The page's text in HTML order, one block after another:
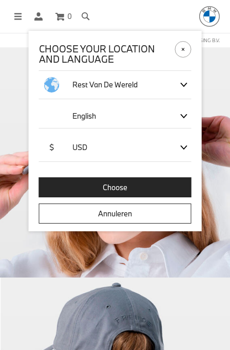
0
DEZE WEBSHOP WORDT BEHEERD DOOR STICHD SPORTMERCHANDISING B.V.
CHOOSE YOUR LOCATION
AND LANGUAGE
Rest Van De Wereld
English
$ USD
Choose
Annuleren